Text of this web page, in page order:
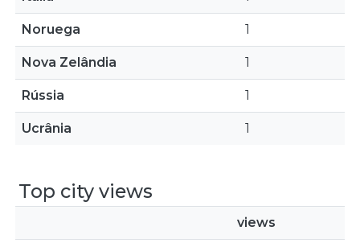
Noruega 1
Nova Zelândia 1
Rússia 1
Ucrânia 1
Top city views
views